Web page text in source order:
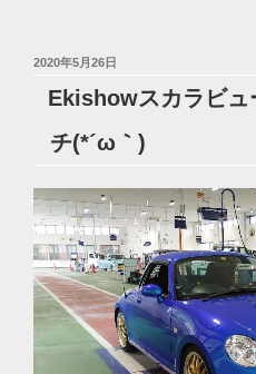
投
2020年5月26日
Ekishowスカラビュ
チ(*´ω｀)